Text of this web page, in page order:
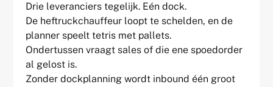
Drie leveranciers tegelijk. Eén dock.
De heftruckchauffeur loopt te schelden, en de
planner speelt tetris met pallets.
Ondertussen vraagt sales of die ene spoedorder
al gelost is.
Zonder dockplanning wordt inbound één groot